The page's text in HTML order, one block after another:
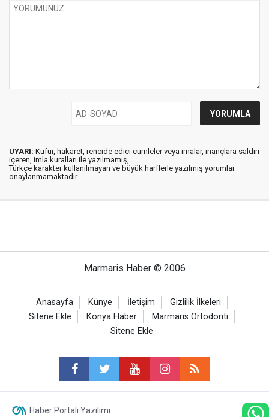
UYARI: Küfür, hakaret, rencide edici cümleler veya imalar, inançlara saldırı
içeren, imla kuralları ile yazılmamış,
Türkçe karakter kullanılmayan ve büyük harflerle yazılmış yorumlar
onaylanmamaktadır.
Marmaris Haber © 2006
Anasayfa Künye İletişim
Gizlilik İlkeleri
Sitene Ekle
Konya Haber
Marmaris Ortodonti
Sitene Ekle
Haber Portalı Yazılımı